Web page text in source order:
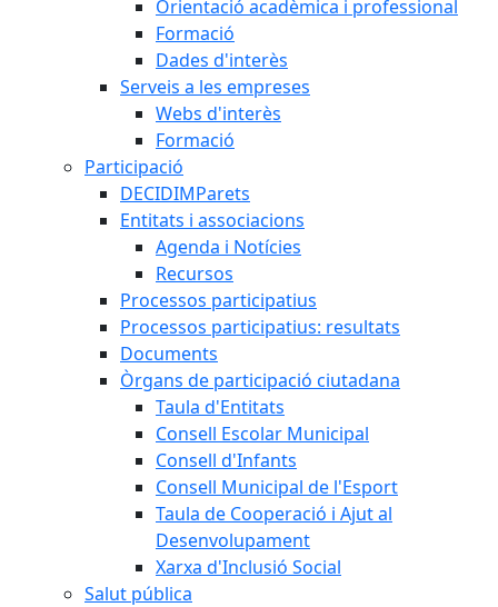
Orientació acadèmica i professional
Formació
Dades d'interès
Serveis a les empreses
Webs d'interès
Formació
Participació
DECIDIMParets
Entitats i associacions
Agenda i Notícies
Recursos
Processos participatius
Processos participatius: resultats
Documents
Òrgans de participació ciutadana
Taula d'Entitats
Consell Escolar Municipal
Consell d'Infants
Consell Municipal de l'Esport
Taula de Cooperació i Ajut al
Desenvolupament
Xarxa d'Inclusió Social
Salut pública